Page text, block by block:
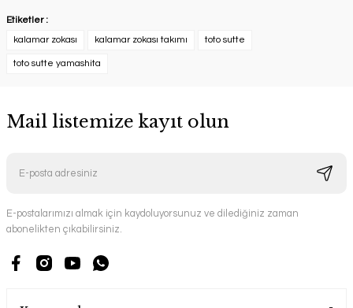
Etiketler :
kalamar zokası
kalamar zokası takımı toto sutte
toto sutte yamashita
Mail listemize kayıt olun
E-postalarımızı almak için kaydoluyorsunuz ve dilediğiniz zaman
abonelikten çıkabilirsiniz.